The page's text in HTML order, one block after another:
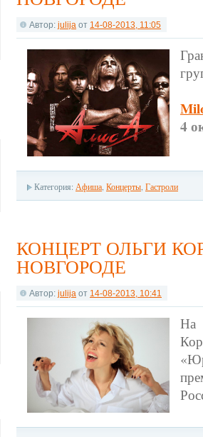
Автор: julija от 14-08-2013, 11:05
4
Категория: Афиша, Концерты, Гастроли
КОНЦЕРТ ОЛЬГИ
НОВГОРОДЕ
Автор: julija от 14-08-2013, 10:41
На